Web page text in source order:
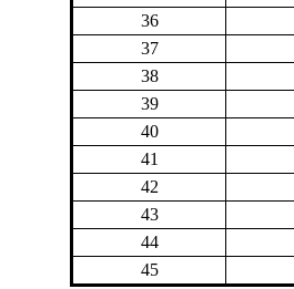
36
37
38
39
40
41
42
43
44
45